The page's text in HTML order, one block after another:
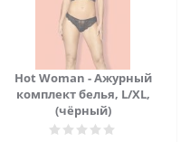
Hot Woman - Ажурный
комплект белья, L/XL,
(чёрный)